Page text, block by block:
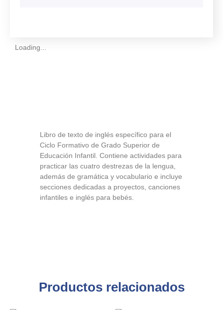
Loading...
Libro de texto de inglés específico para el
Ciclo Formativo de Grado Superior de
Educación Infantil. Contiene actividades para
practicar las cuatro destrezas de la lengua,
además de gramática y vocabulario e incluye
secciones dedicadas a proyectos, canciones
infantiles e inglés para bebés.
Productos relacionados